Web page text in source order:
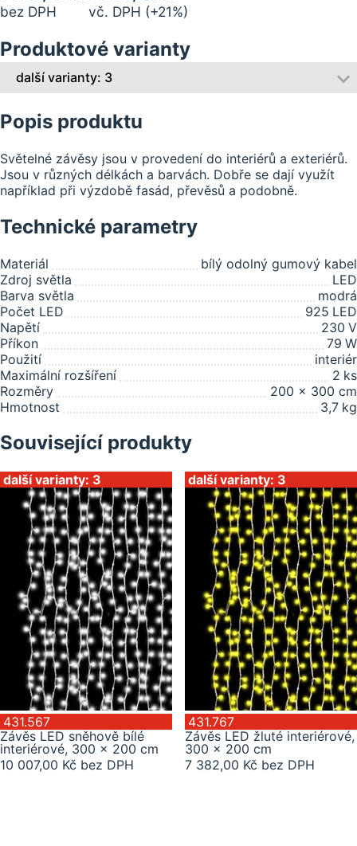
bez DPH vč. DPH (+21%)
Produktové varianty
další varianty: 3
Popis produktu
Světelné závěsy jsou v provedení do interiérů a exteriérů.
Jsou v různých délkách a barvách. Dobře se dají využít
například při výzdobě fasád, převěsů a podobně.
Technické parametry
Materiál
bílý odolný gumový kabel
Zdroj světla
LED
Barva světla
modrá
Počet LED
925 LED
Napětí
230 V
Příkon
79 W
Použití
interiér
Maximální rozšíření
2 ks
Rozměry
200 x 300 cm
Hmotnost
3,7 kg
Související produkty
další varianty: 3
431.567
Závěs LED sněhově bílé
interiérové, 300 x 200 cm
10 007,00 Kč bez DPH
další varianty: 3
431.767
Závěs LED žluté interiérové,
300 x 200 cm
7 382,00 Kč bez DPH